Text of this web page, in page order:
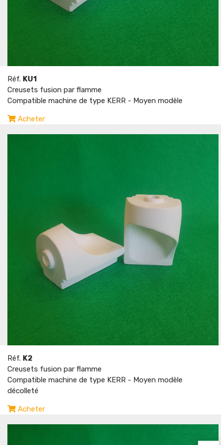
Réf. KU1
Creusets fusion par flamme
Compatible machine de type KERR - Moyen modèle
Acheter
Réf. K2
Creusets fusion par flamme
Compatible machine de type KERR - Moyen modèle
décolleté
Acheter